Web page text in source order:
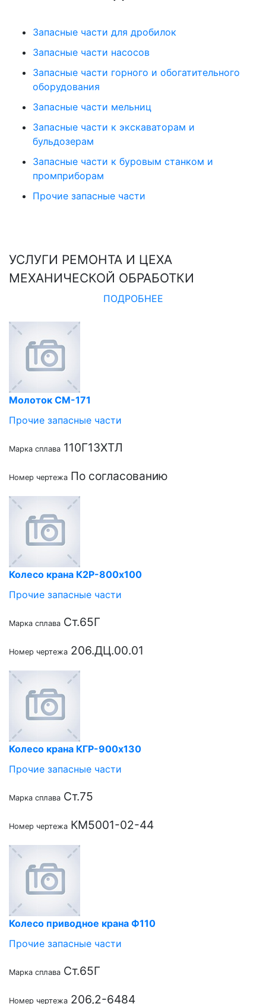
Запасные части для дробилок
Запасные части насосов
Запасные части горного и обогатительного
оборудования
Запасные части мельниц
Запасные части к экскаваторам и
бульдозерам
Запасные части к буровым станком и
промприборам
Прочие запасные части
УСЛУГИ РЕМОНТА И ЦЕХА
МЕХАНИЧЕСКОЙ ОБРАБОТКИ
ПОДРОБНЕЕ
Молоток СМ-171
Прочие запасные части
Марка сплава 110Г13ХТЛ
Номер чертежа По согласованию
Колесо крана К2Р-800х100
Прочие запасные части
Марка сплава Ст.65Г
Номер чертежа 206.ДЦ.00.01
Колесо крана КГР-900х130
Прочие запасные части
Марка сплава Ст.75
Номер чертежа КМ5001-02-44
Колесо приводное крана Ф110
Прочие запасные части
Марка сплава Ст.65Г
Номер чертежа 206,2-6484